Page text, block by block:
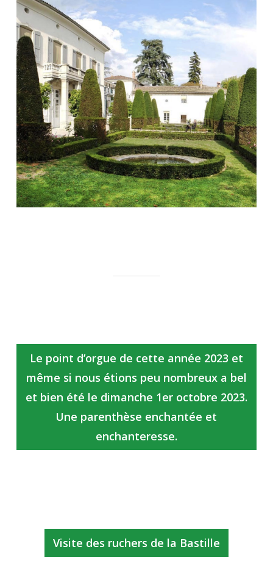
Le point d’orgue de cette année 2023 et
même si nous étions peu nombreux a bel
et bien été le dimanche 1er octobre 2023.
Une parenthèse enchantée et
enchanteresse.
Visite des ruchers de la Bastille